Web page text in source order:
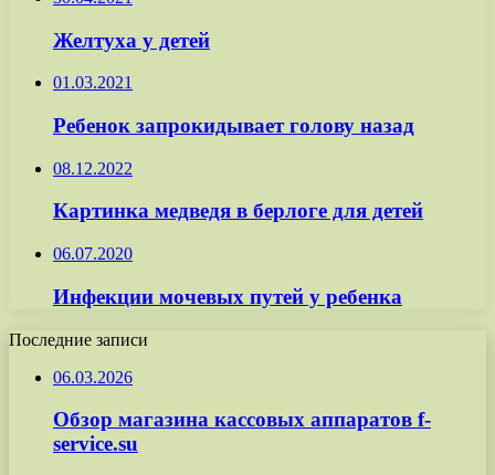
Желтуха у детей
01.03.2021
Ребенок запрокидывает голову назад
08.12.2022
Картинка медведя в берлоге для детей
06.07.2020
Инфекции мочевых путей у ребенка
Последние записи
06.03.2026
Обзор магазина кассовых аппаратов f-
service.su